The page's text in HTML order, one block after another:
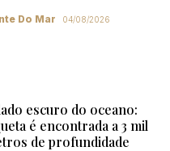
Do Mar 04/08/2026
escuro do oceano:
é encontrada a 3 mil
de profundidade